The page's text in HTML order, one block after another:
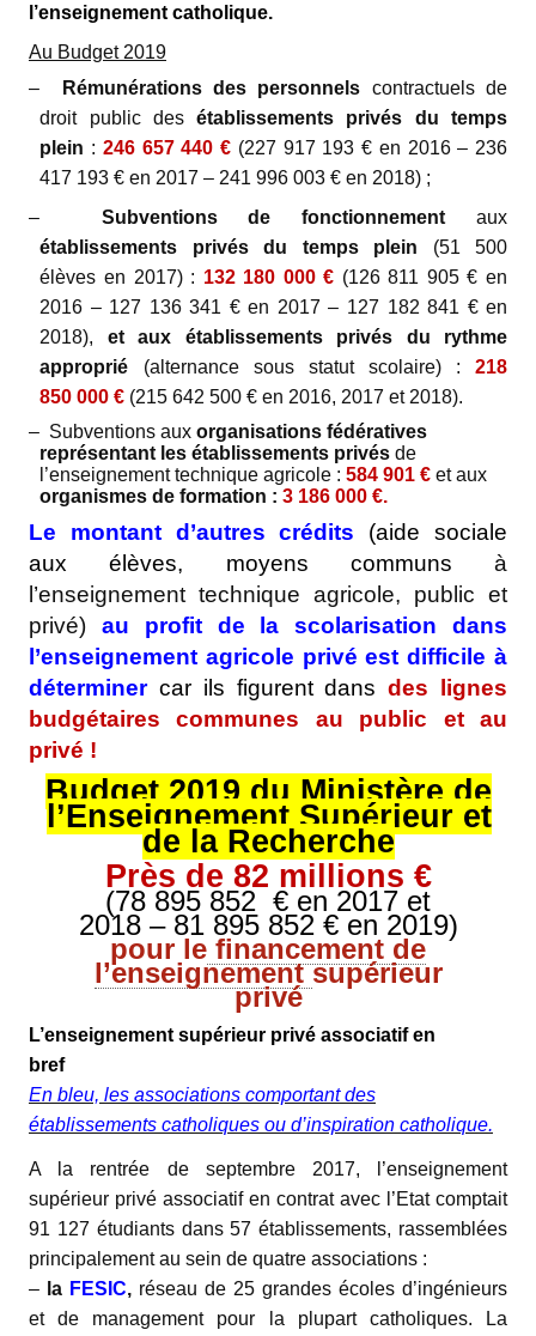
l’enseignement catholique.
Au Budget 2019
–
Rémunérations des personnels contractuels de
droit public desétablissements privés du temps
plein : 246 657 440€ (227 917 193 € en 2016 – 236
417 193 € en 2017 – 241 996 003€ en 2018) ;
– Subventions de fonctionnement aux
établissements privés du temps plein (51 500
élèves en 2017) : 132 180 000 € (126 811 905 € en
2016 – 127 136 341 € en 2017 – 127 182 841 € en
2018),
et aux établissements privés du rythme
approprié (alternance sous statut scolaire) :
218
850 000 € (215 642 500 € en 2016, 2017 et 2018).
– Subventions aux organisations fédératives
représentant les établissements privés de
l’enseignement technique agricole : 584 901€ et aux
organismes de formation :3 186 000€.
Le montant d’autres crédits (aide sociale
aux élèves, moyens communs à
l’enseignement technique agricole, public et
privé)
au profit de la scolarisation dans
l’enseignement agricole privé est difficile à
déterminercar ils figurent dansdes lignes
budgétaires communes au public et au
privé !
Budget 2019 du Ministère de
l’Enseignement Supérieur et
de la Recherche
Près de 82 millions €
(78 895 852 € en 2017 et
2018 – 81 895 852 € en 2019)
pour le financement de
l’enseignementsupérieur
privé
L’enseignement supérieur privé associatif en
bref
En bleu, les associations comportant des
établissements catholiques ou d’inspiration catholique.
A la rentrée de septembre 2017, l’enseignement
supérieur privé associatif en contrat avec l’Etat comptait
91 127 étudiants dans 57 établissements, rassemblées
principalement au sein de quatre associations :
– la FESIC, réseau de 25 grandes écoles d’ingénieurs
et de management pour la plupart catholiques.
La